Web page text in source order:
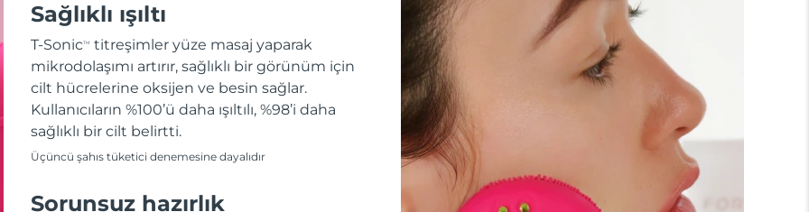
Sağlıklı ışıltı
T-SonicTM
titreşimler yüze masaj yaparak
mikrodolaşımı artırır, sağlıklı bir görünüm için
cilt hücrelerine oksijen ve besin sağlar.
Kullanıcıların %100’ü daha ışıltılı, %98’i daha
sağlıklı bir cilt belirtti.
Üçüncü şahıs tüketici denemesine dayalıdır
Sorunsuz hazırlık